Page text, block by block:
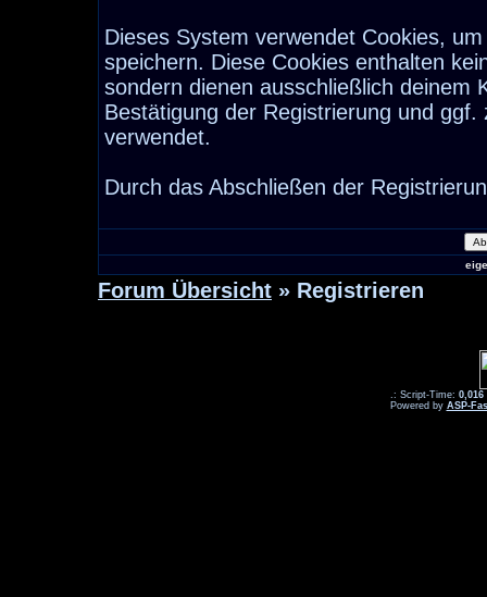
Dieses System verwendet Cookies,
speichern. Diese Cookies enthalten
sondern dienen ausschließlich deinem
Bestätigung der Registrierung und
verwendet.
Durch das Abschließen der
Forum Übersicht » Registrieren
.: Script-Time: 0,016
Powered by ASP-